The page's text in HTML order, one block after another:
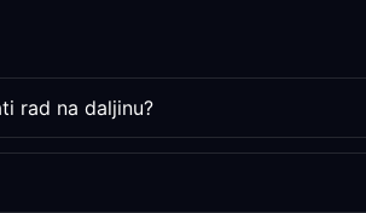
rad na daljinu?